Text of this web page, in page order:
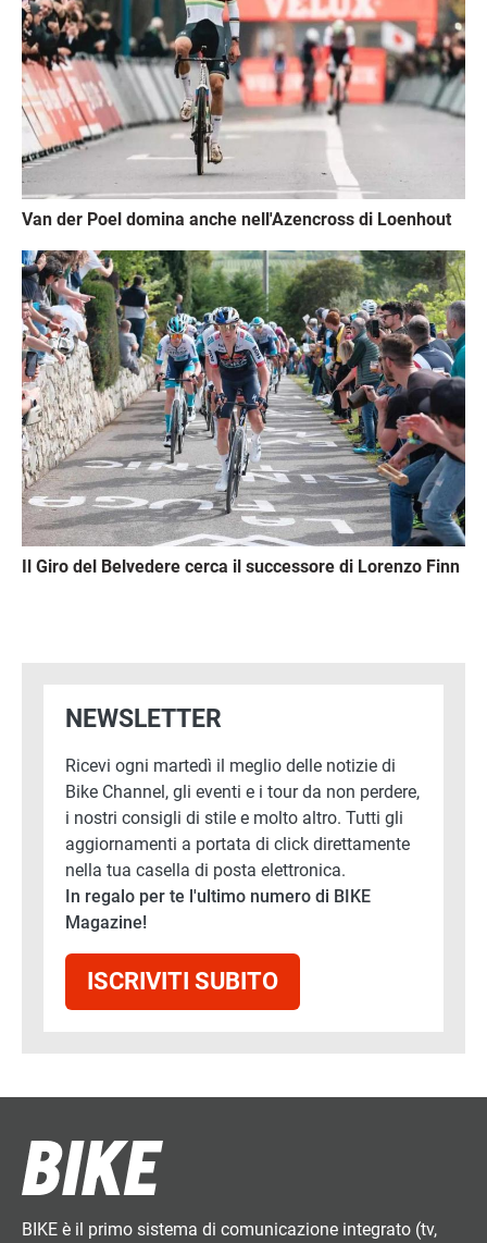
Van der Poel domina anche nell'Azencross di Loenhout
Immagine
Il Giro del Belvedere cerca il successore di Lorenzo Finn
NEWSLETTER
Ricevi ogni martedì il meglio delle notizie di
Bike Channel, gli eventi e i tour da non perdere,
i nostri consigli di stile e molto altro. Tutti gli
aggiornamenti a portata di click direttamente
nella tua casella di posta elettronica.
In regalo per te l'ultimo numero di BIKE
Magazine!
ISCRIVITI SUBITO
BIKE è il primo sistema di comunicazione integrato (tv,